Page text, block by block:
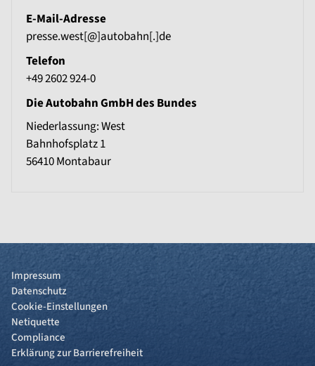
E-Mail-Adresse
presse.west[@]autobahn[.]de
Telefon
+49 2602 924-0
Die Autobahn GmbH des Bundes
Niederlassung: West
Bahnhofsplatz 1
56410Montabaur
Impressum
Datenschutz
Cookie-Einstellungen
Netiquette
Compliance
Erklärung zur Barrierefreiheit